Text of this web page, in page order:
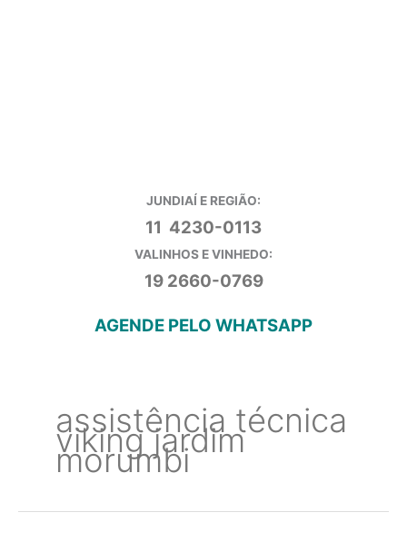
JUNDIAÍ E REGIÃO:
11 4230-0113
VALINHOS E VINHEDO:
19 2660-0769
AGENDE PELO WHATSAPP
assistência técnica
viking jardim
morumbi